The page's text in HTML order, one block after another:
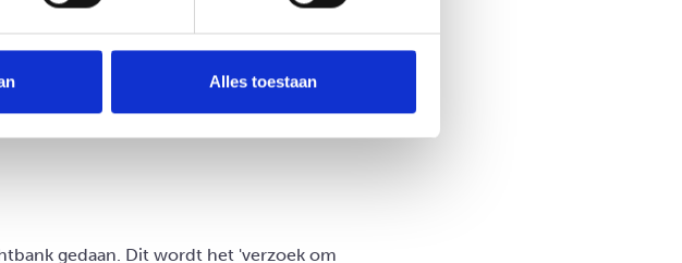
Alles toestaan
gedaan. Dit wordt het 'verzoek om